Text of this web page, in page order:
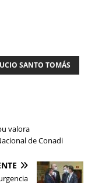
SANTO TOMÁS
valora
de Conadi